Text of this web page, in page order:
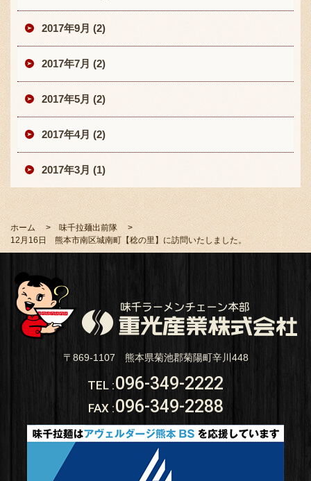
2017年9月 (2)
2017年7月 (2)
2017年5月 (2)
2017年4月 (2)
2017年3月 (1)
ホーム
味千拉麺出前隊
12月16日 熊本市南区城南町【稔の里】に訪問いたしました。
〒869-1107 熊本県菊池郡菊陽町辛川448
TEL :096-349-2222
FAX :096-349-2288